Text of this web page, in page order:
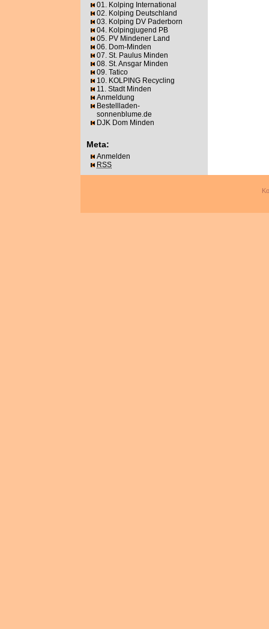
01. Kolping International
02. Kolping Deutschland
03. Kolping DV Paderborn
04. Kolpingjugend PB
05. PV Mindener Land
06. Dom-Minden
07. St. Paulus Minden
08. St. Ansgar Minden
09. Tatico
10. KOLPING Recycling
11. Stadt Minden
Anmeldung
Bestellladen-
sonnenblume.de
DJK Dom Minden
Meta:
Anmelden
RSS